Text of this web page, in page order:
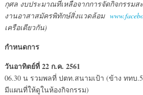
กุศล งบประมาณที่เหลือจากการจัดกิจกรรม
งานอาสาสมัครพิทักษ์สิ่งแวดล้อม
เครือเดียวกัน)
กำหนดการ
วันอาทิตย์ที่ 22 ก.ค. 2561
06.30 น รวมพลที่ ปตท.สนามเป้า (ข้าง ททบ
มีแผนที่ให้ดูในห้องกิจกรรม)